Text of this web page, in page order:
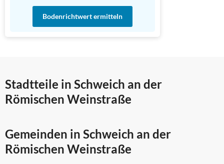
Bodenrichtwert ermitteln
Stadtteile in Schweich an der
Römischen Weinstraße
Gemeinden in Schweich an der
Römischen Weinstraße